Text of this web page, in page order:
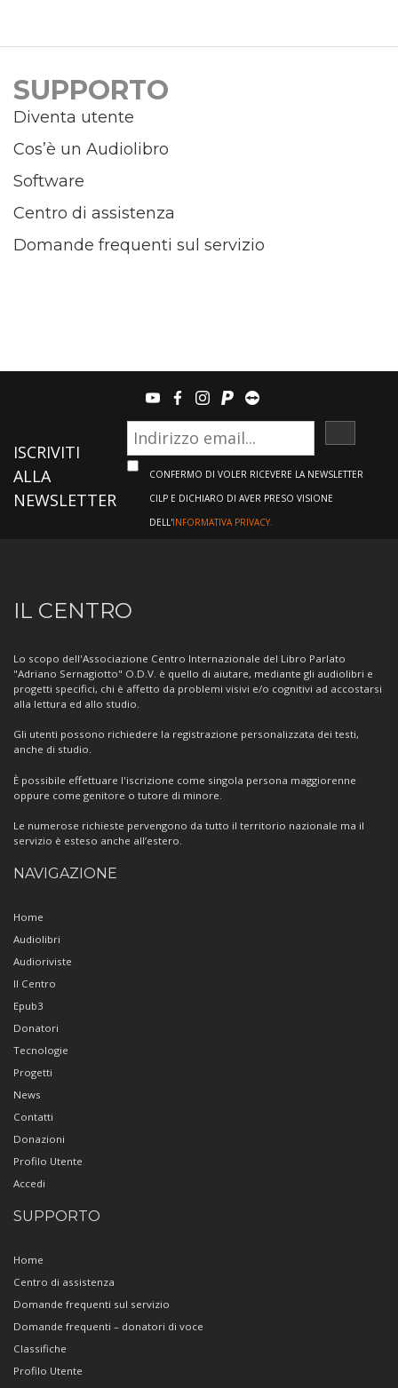
SUPPORTO
Diventa utente
Cos’è un Audiolibro
Software
Centro di assistenza
Domande frequenti sul servizio
youtubefacebook
instagram
paypalteamviewer
ISCRIVITI
ALLA
NEWSLETTER
CONFERMO DI VOLER RICEVERE LA NEWSLETTER
CILP E DICHIARO DI AVER PRESO VISIONE
DELL'INFORMATIVA PRIVACY.
Informazioni
sul
Centro
IL CENTRO
Lo scopo dell'Associazione Centro Internazionale del Libro Parlato
"Adriano Sernagiotto" O.D.V. è quello di aiutare, mediante gli audiolibri e
progetti specifici, chi è affetto da problemi visivi e/o cognitivi ad accostarsi
alla lettura ed allo studio.
Gli utenti possono richiedere la registrazione personalizzata dei testi,
anche di studio.
È possibile effettuare l'iscrizione come singola persona maggiorenne
oppure come genitore o tutore di minore.
Le numerose richieste pervengono da tutto il territorio nazionale ma il
servizio è esteso anche all’estero.
NAVIGAZIONE
Home
Audiolibri
Audioriviste
Il Centro
Epub3
Donatori
Tecnologie
Progetti
News
Contatti
Donazioni
Profilo Utente
Accedi
SUPPORTO
Home
Centro di assistenza
Domande frequenti sul servizio
Domande frequenti – donatori di voce
Classifiche
Profilo Utente